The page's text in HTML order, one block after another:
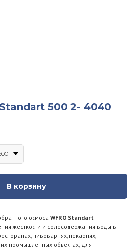
500 2- 4040
В корзину
осмоса WFRO Standart
жёсткости и солесодержания воды в
пивоварнях, пекарнях,
промышленных объектах, для